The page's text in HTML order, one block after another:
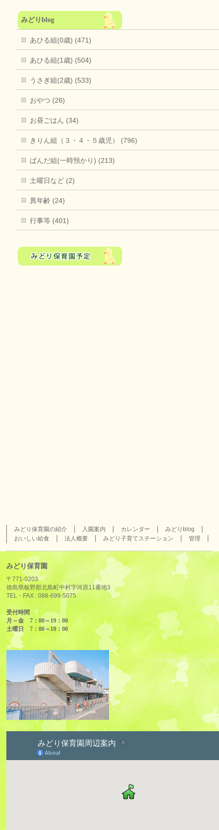
みどりblog
あひる組(0歳) (471)
あひる組(1歳) (504)
うさぎ組(2歳) (533)
おやつ (26)
お昼ごはん (34)
きりん組（３・４・５歳児） (796)
ぱんだ組(一時預かり) (213)
土曜日など (2)
異年齢 (24)
行事等 (401)
みどり保育園の紹介 入園案内 カレンダー
みどりblog
おいしい給食
法人概要 みどり子育てステーション 管理
みどり保育園
〒771-0203
徳島県板野郡北島町中村字河原11番地3
TEL・FAX :088-699-5075
受付時間
月～金 7：00～19：00
土曜日 7：00～18：00